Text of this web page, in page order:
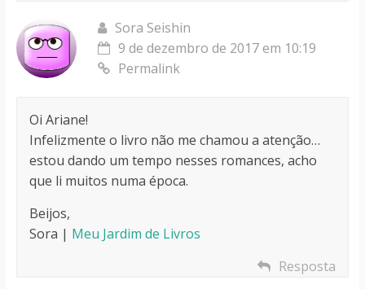
Sora Seishin
9 de dezembro de 2017 em 10:19
Permalink
Oi Ariane!
Infelizmente o livro não me chamou a atenção…
estou dando um tempo nesses romances, acho
que li muitos numa época.
Beijos,
Sora | Meu Jardim de Livros
Resposta